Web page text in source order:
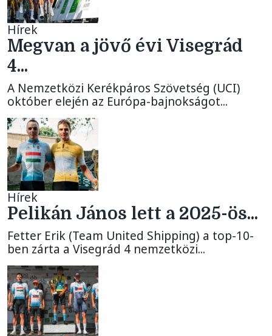
Hírek
Megvan a jövő évi Visegrád
4...
A Nemzetközi Kerékpáros Szövetség (UCI)
október elején az Európa-bajnokságot...
Hírek
Pelikán János lett a 2025-ös...
Fetter Erik (Team United Shipping) a top-10-
ben zárta a Visegrád 4 nemzetközi...